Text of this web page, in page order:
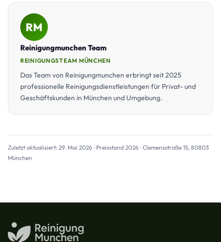
RM
Reinigungmunchen Team
REINIGUNGSTEAM MÜNCHEN
Das Team von Reinigungmunchen erbringt seit 2025
professionelle Reinigungsdienstleistungen für Privat- und
Geschäftskunden in München und Umgebung.
Zuletzt aktualisiert: 29. Mai 2026 · Preisstand 2026 · Clemensstraße 15, 80803
München